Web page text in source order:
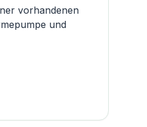
vorhandenen
und